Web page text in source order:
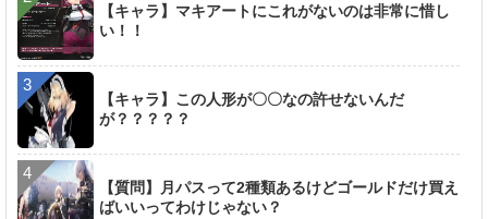
【キャラ】マキアートにこれがないのは非常に惜し
い！！
【キャラ】この人形が〇〇なの許せないんだ
が？？？？？
【質問】月パスって2種類あるけどゴールドだけ買え
ばいいってわけじゃない？